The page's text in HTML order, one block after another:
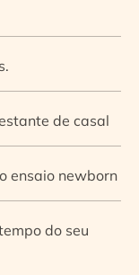
de casal
ensaio newborn
do seu